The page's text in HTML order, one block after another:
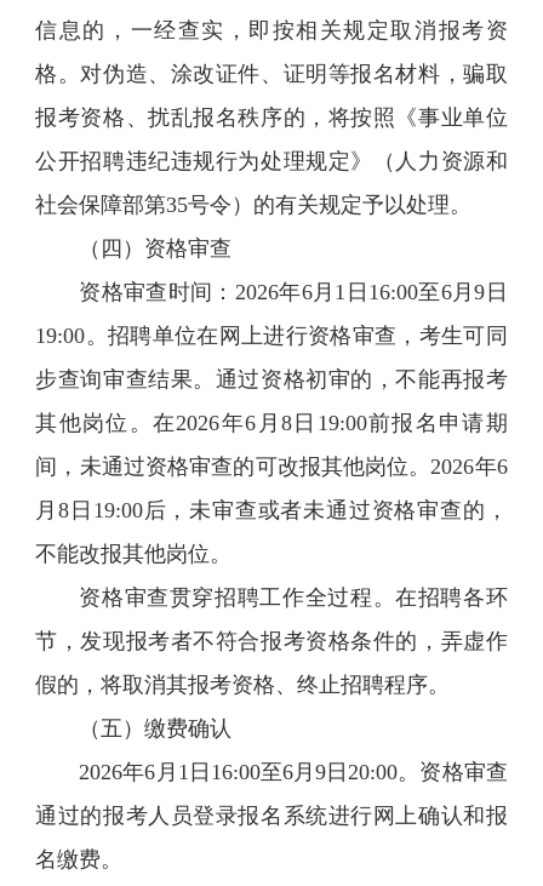
信息的，一经查实，即按相关规定取消报考资
格。对伪造、涂改证件、证明等报名材料，骗取
报考资格、扰乱报名秩序的，将按照《事业单位
公开招聘违纪违规行为处理规定》（人力资源和
社会保障部第35号令）的有关规定予以处理。
（四）资格审查
资格审查时间：2026年6月1日16:00至6月9日
19:00。招聘单位在网上进行资格审查，考生可同
步查询审查结果。通过资格初审的，不能再报考
其他岗位。在2026年6月8日19:00前报名申请期
间，未通过资格审查的可改报其他岗位。2026年6
月8日19:00后，未审查或者未通过资格审查的，
不能改报其他岗位。
资格审查贯穿招聘工作全过程。在招聘各环
节，发现报考者不符合报考资格条件的，弄虚作
假的，将取消其报考资格、终止招聘程序。
（五）缴费确认
2026年6月1日16:00至6月9日20:00。资格审查
通过的报考人员登录报名系统进行网上确认和报
名缴费。